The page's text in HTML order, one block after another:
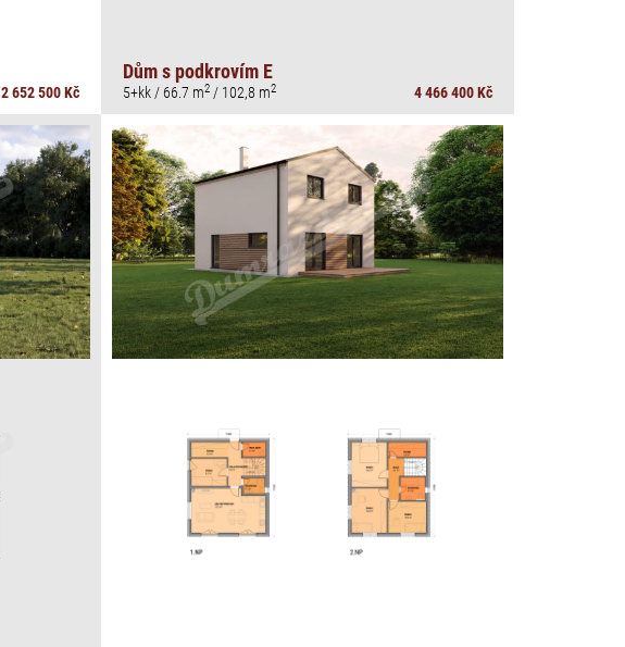
2 652 500 Kč
Dům s podkrovím E
5+kk / 66.7 m2 / 102,8 m2 4 466 400 Kč